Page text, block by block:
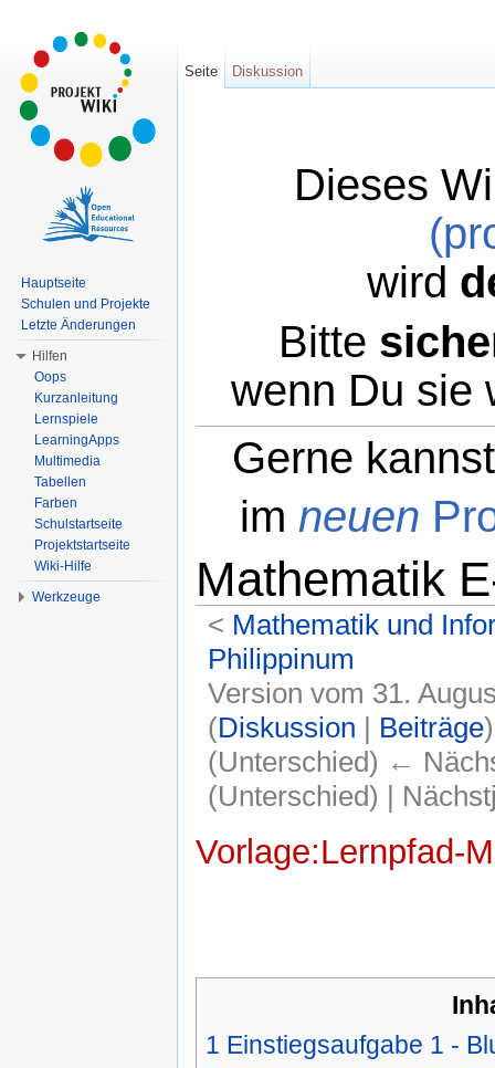
Dieses
wird
Bitte
wenn Du sie
Gerne
im neuen
Mathematik
< Mathematik und
Philippinum
Version vom 31.
(Diskussion | Beiträge)
(Unterschied) ←
(Unterschied) |
Vorlage:Lernpfad-M
1 Einstiegsaufgabe 1 -
Seite Diskussion
Hauptseite
Schulen und Projekte
Letzte Änderungen
Hilfen
Oops
Kurzanleitung
Lernspiele
LearningApps
Multimedia
Tabellen
Farben
Schulstartseite
Projektstartseite
Wiki-Hilfe
Werkzeuge